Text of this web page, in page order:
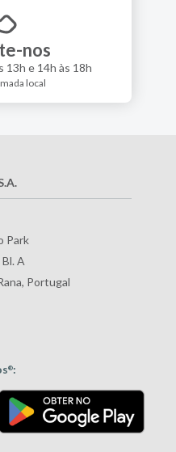
nos
13h e 14h às 18h
local
Park
A
Portugal
®: